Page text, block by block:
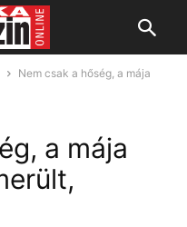
Nem csak a hőség, a mája
a mája